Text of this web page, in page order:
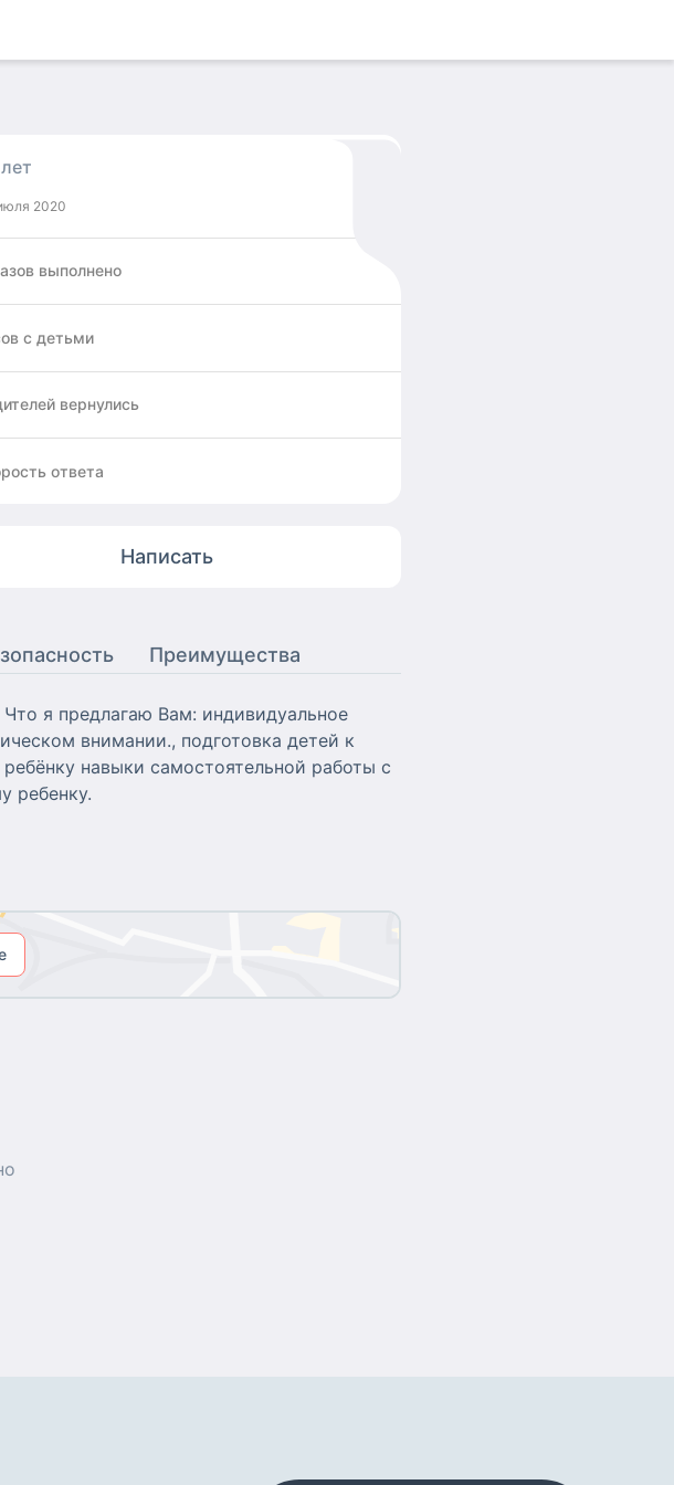
2020
выполнено
с детьми
вернулись
ответа
Написать
Преимущества
я предлагаю Вам: индивидуальное
внимании., подготовка детей к
навыки самостоятельной работы с
ребенку.